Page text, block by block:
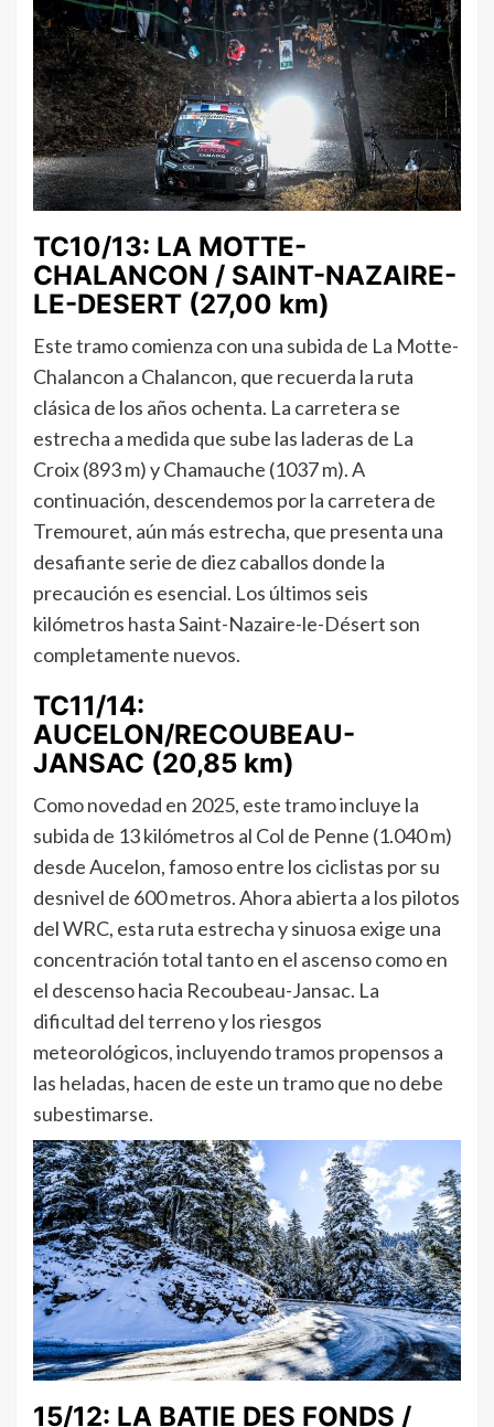
TC10/13: LA MOTTE-
CHALANCON / SAINT-NAZAIRE-
LE-DESERT (27,00 km)
Este tramo comienza con una subida de La Motte-
Chalancon a Chalancon, que recuerda la ruta
clásica de los años ochenta. La carretera se
estrecha a medida que sube las laderas de La
Croix (893 m) y Chamauche (1037 m). A
continuación, descendemos por la carretera de
Tremouret, aún más estrecha, que presenta una
desafiante serie de diez caballos donde la
precaución es esencial. Los últimos seis
kilómetros hasta Saint-Nazaire-le-Désert son
completamente nuevos.
TC11/14:
AUCELON/RECOUBEAU-
JANSAC (20,85 km)
Como novedad en 2025, este tramo incluye la
subida de 13 kilómetros al Col de Penne (1.040 m)
desde Aucelon, famoso entre los ciclistas por su
desnivel de 600 metros. Ahora abierta a los pilotos
del WRC, esta ruta estrecha y sinuosa exige una
concentración total tanto en el ascenso como en
el descenso hacia Recoubeau-Jansac. La
dificultad del terreno y los riesgos
meteorológicos, incluyendo tramos propensos a
las heladas, hacen de este un tramo que no debe
subestimarse.
15/12: LA BATIE DES FONDS /